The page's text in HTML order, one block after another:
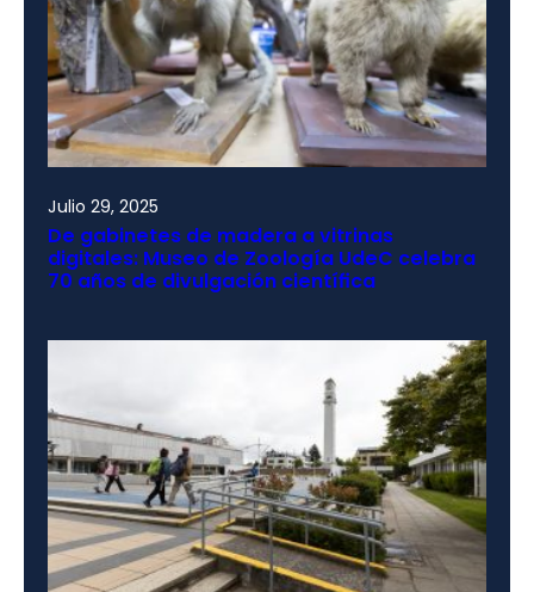
Julio 29, 2025
De gabinetes de madera a vitrinas
digitales: Museo de Zoología UdeC celebra
70 años de divulgación científica